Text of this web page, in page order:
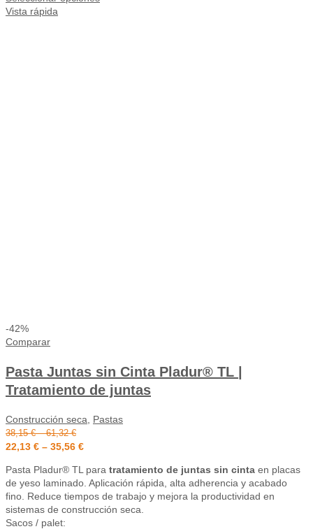
Vista rápida
-42%
Comparar
Pasta Juntas sin Cinta Pladur® TL |
Tratamiento de juntas
Construcción seca Pastas
38,15€–61,32€
22,13 € – 35,56 €
Pasta Pladur® TL para tratamiento de juntas sin cinta en placas
de yeso laminado. Aplicación rápida, alta adherencia y acabado
fino. Reduce tiempos de trabajo y mejora la productividad en
sistemas de construcción seca.
Sacos / palet: